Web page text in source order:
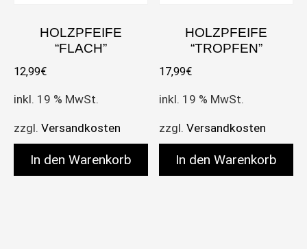
HOLZPFEIFE
“FLACH”
12,99€
inkl. 19 % MwSt.
zzgl. Versandkosten
In den Warenkorb
HOLZPFEIFE
“TROPFEN”
17,99€
inkl. 19 % MwSt.
zzgl.Versandkosten
In den Warenkorb